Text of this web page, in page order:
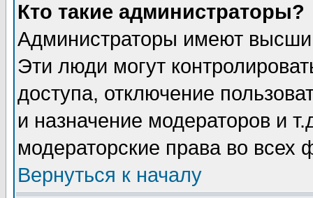
Кто такие администраторы?
Администраторы имеют
Эти люди могут
доступа, отключение
и назначение модераторов и
модераторские права во всех
Вернуться к началу